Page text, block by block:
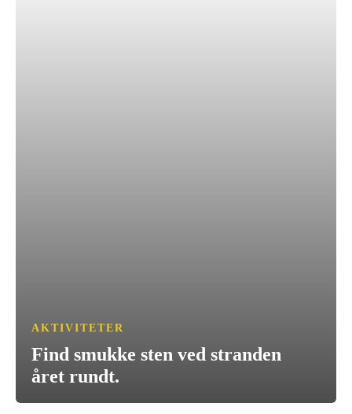
AKTIVITETER
Find smukke sten ved stranden
året rundt.